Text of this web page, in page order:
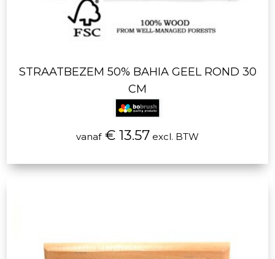
STRAATBEZEM 50% BAHIA GEEL ROND 30
CM
vanaf€ 13.57 excl. BTW